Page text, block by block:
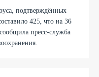
подтверждённых
425, что на 36
пресс-служба